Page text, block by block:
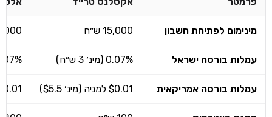
מינימום לפתיחת חשבון 15,000 ש״ח 5,000
עמלות בורסה ישראל 0.07% (מינ׳ 3 ש״ח) 0.07% (מינ׳
עמלות בורסה אמריקאית $0.01 למניה (מינ׳ $5.5) $0.01 למניה